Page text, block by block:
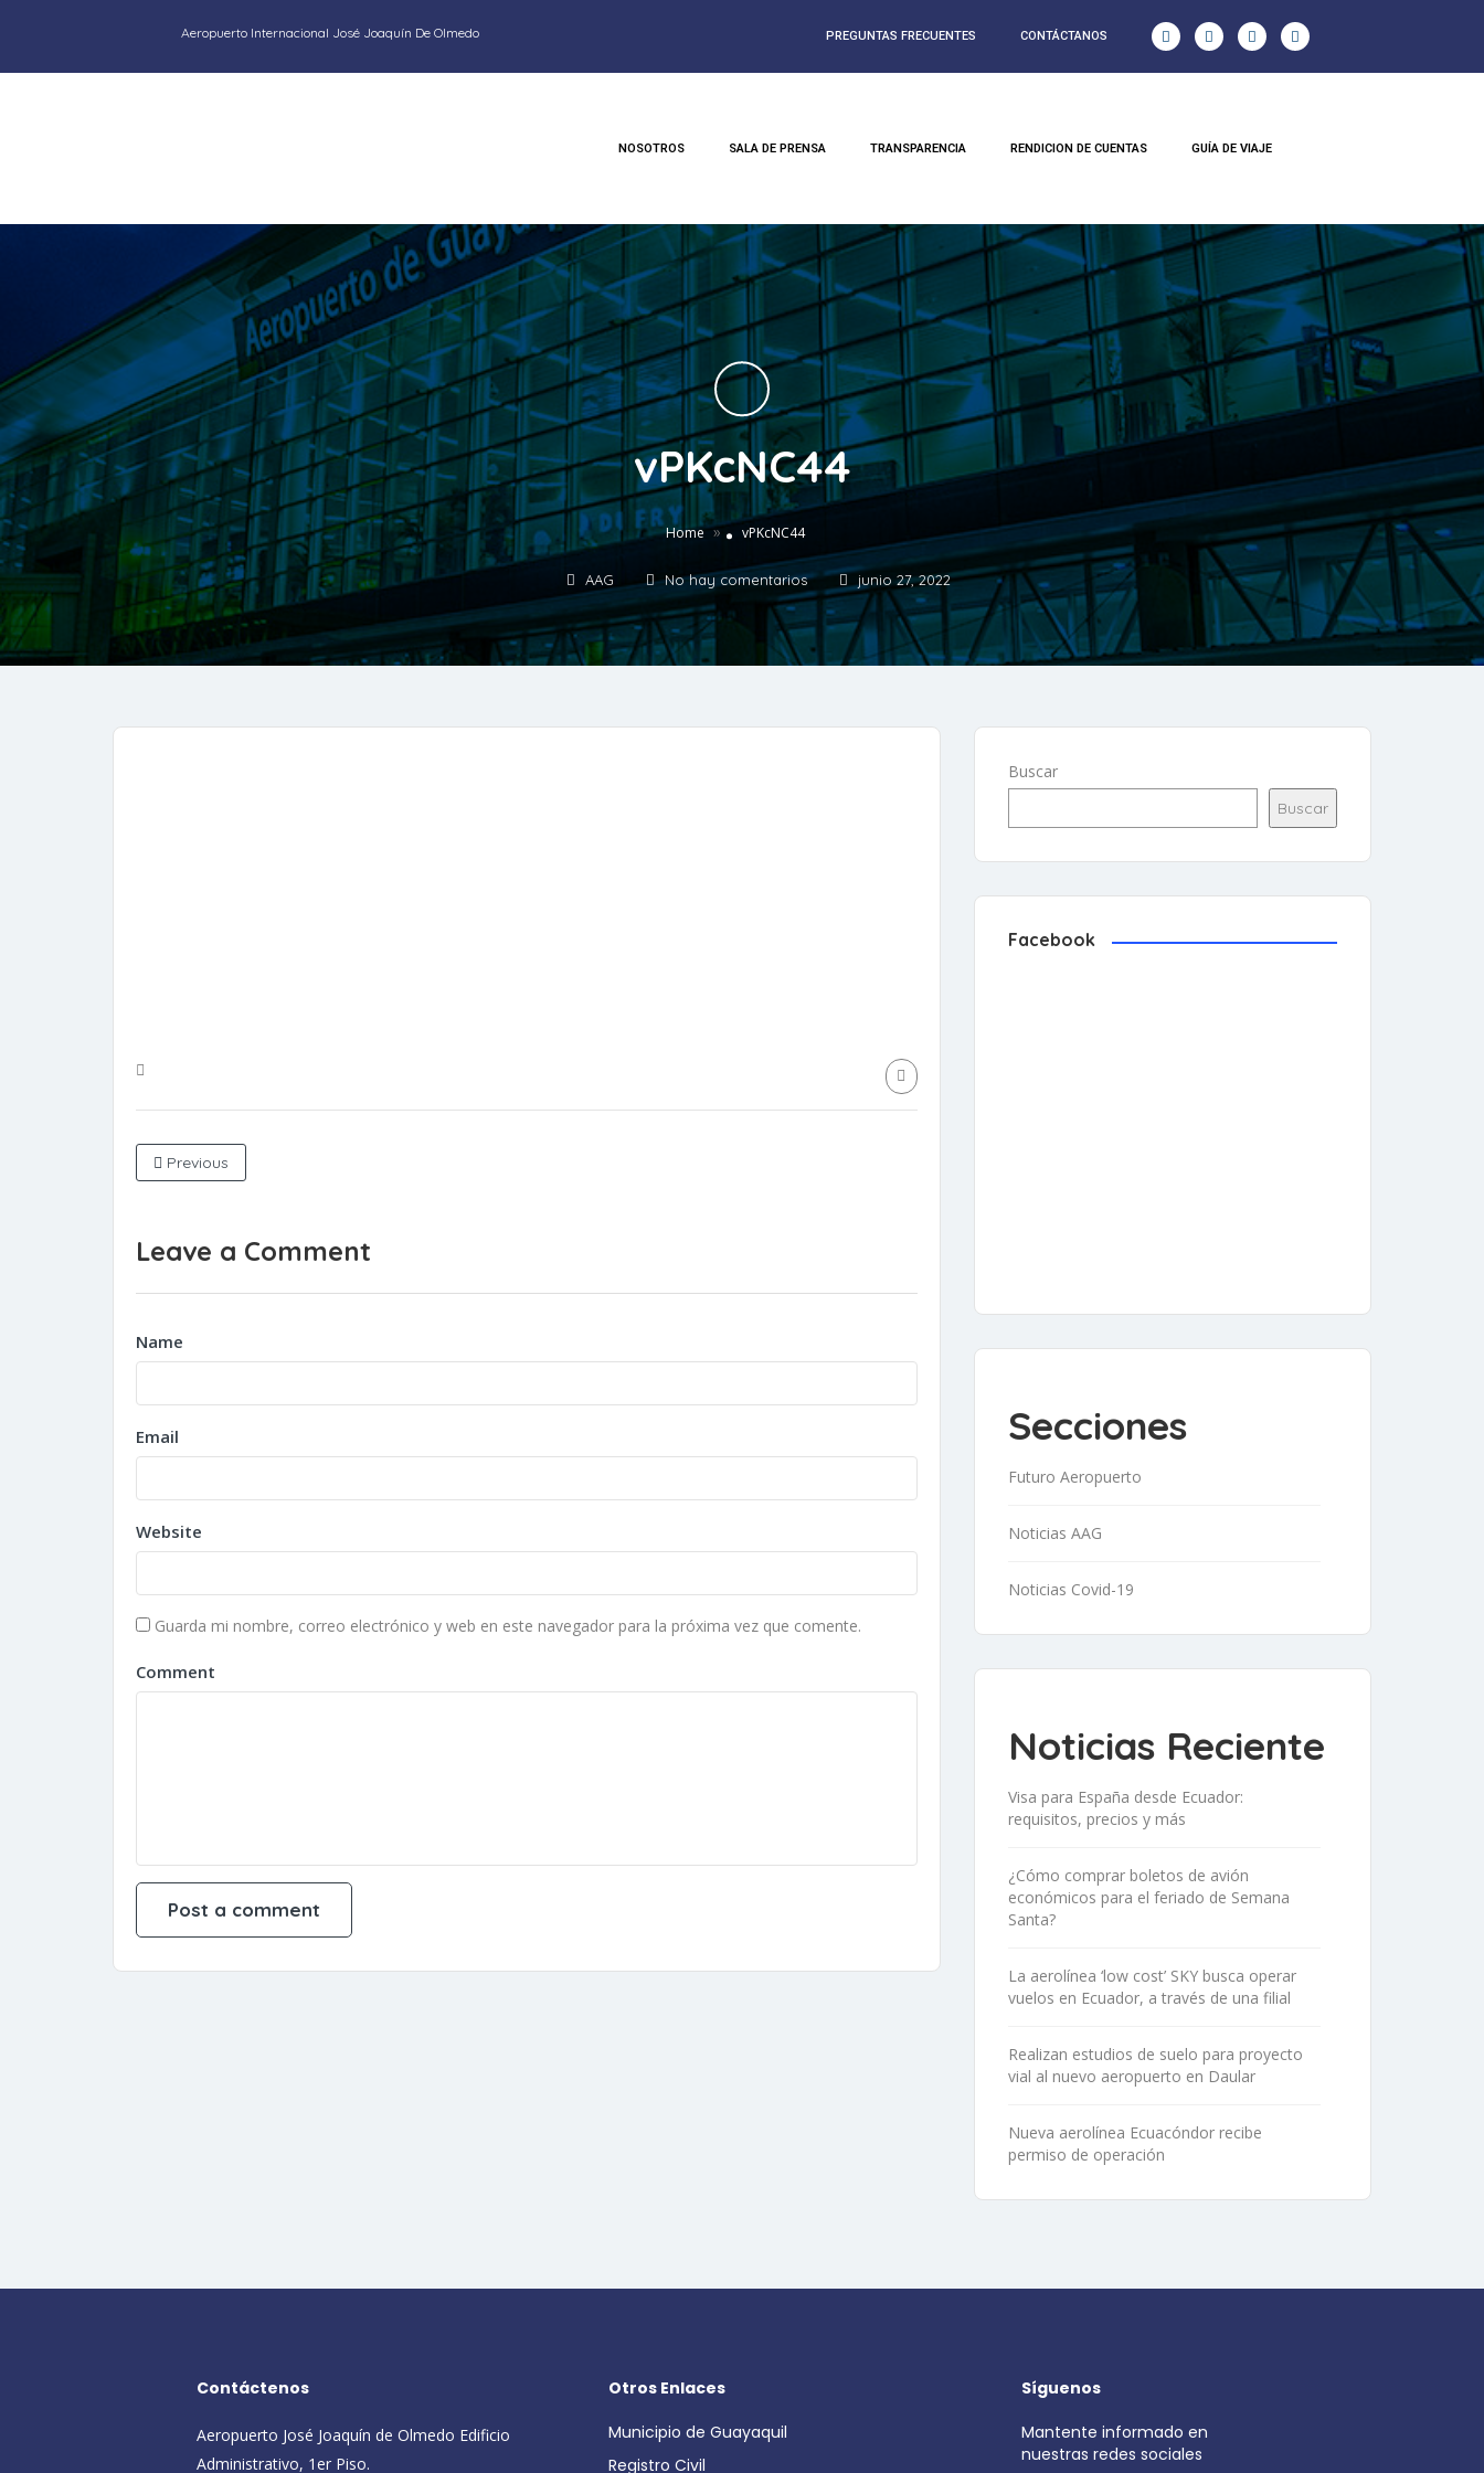
Aeropuerto Internacional José Joaquín De Olmedo PREGUNTAS FRECUENTES CONTÁCTANOS
NOSOTROS SALA DE PRENSA TRANSPARENCIA RENDICION DE CUENTAS GUÍA DE VIAJE
vPKcNC44
Home » vPKcNC44
AAG No hay comentarios junio 27, 2022
Previous
Leave a Comment
Name
Email
Website
Guarda mi nombre, correo electrónico y web en este navegador para la próxima vez que comente.
Comment
Buscar
Buscar
Facebook
Secciones
Futuro Aeropuerto
Noticias AAG
Noticias Covid-19
Noticias Reciente
Visa para España desde Ecuador:
requisitos, precios y más
¿Cómo comprar boletos de avión
económicos para el feriado de Semana
Santa?
La aerolínea ‘low cost’ SKY busca operar
vuelos en Ecuador, a través de una filial
Realizan estudios de suelo para proyecto
vial al nuevo aeropuerto en Daular
Nueva aerolínea Ecuacóndor recibe
permiso de operación
Contáctenos
Aeropuerto José Joaquín de Olmedo Edificio
Administrativo, 1er Piso.
Otros Enlaces
Municipio de Guayaquil
Registro Civil
Síguenos
Mantente informado en
nuestras redes sociales